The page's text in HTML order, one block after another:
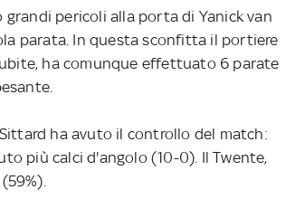
pericoli alla porta di Yanick van
parata. In questa sconfitta il portiere
ha comunque effettuato 6 parate
ha avuto il controllo del match:
più calci d'angolo (10-0). Il Twente,